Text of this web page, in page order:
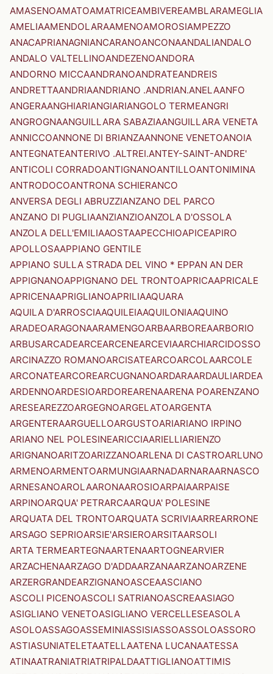
AMASENOAMATOAMATRICEAMBIVEREAMBLARAMEGLIA
AMELIAAMENDOLARAAMENOAMOROSIAMPEZZO
ANACAPRIANAGNIANCARANOANCONAANDALIANDALO
ANDALO VALTELLINOANDEZENOANDORA
ANDORNO MICCAANDRANOANDRATEANDREIS
ANDRETTAANDRIAANDRIANO .ANDRIAN.ANELAANFO
ANGERAANGHIARIANGIARIANGOLO TERMEANGRI
ANGROGNAANGUILLARA SABAZIAANGUILLARA VENETA
ANNICCOANNONE DI BRIANZAANNONE VENETOANOIA
ANTEGNATEANTERIVO .ALTREI.ANTEY-SAINT-ANDRE'
ANTICOLI CORRADOANTIGNANOANTILLOANTONIMINA
ANTRODOCOANTRONA SCHIERANCO
ANVERSA DEGLI ABRUZZIANZANO DEL PARCO
ANZANO DI PUGLIAANZIANZIOANZOLA D'OSSOLA
ANZOLA DELL'EMILIAAOSTAAPECCHIOAPICEAPIRO
APOLLOSAAPPIANO GENTILE
APPIANO SULLA STRADA DEL VINO * EPPAN AN DER
APPIGNANOAPPIGNANO DEL TRONTOAPRICAAPRICALE
APRICENAAPRIGLIANOAPRILIAAQUARA
AQUILA D'ARROSCIAAQUILEIAAQUILONIAAQUINO
ARADEOARAGONAARAMENGOARBAARBOREAARBORIO
ARBUSARCADEARCEARCENEARCEVIAARCHIARCIDOSSO
ARCINAZZO ROMANOARCISATEARCOARCOLAARCOLE
ARCONATEARCOREARCUGNANOARDARAARDAULIARDEA
ARDENNOARDESIOARDOREARENAARENA POARENZANO
ARESEAREZZOARGEGNOARGELATOARGENTA
ARGENTERAARGUELLOARGUSTOARIARIANO IRPINO
ARIANO NEL POLESINEARICCIAARIELLIARIENZO
ARIGNANOARITZOARIZZANOARLENA DI CASTROARLUNO
ARMENOARMENTOARMUNGIAARNADARNARAARNASCO
ARNESANOAROLAARONAAROSIOARPAIAARPAISE
ARPINOARQUA' PETRARCAARQUA' POLESINE
ARQUATA DEL TRONTOARQUATA SCRIVIAARREARRONE
ARSAGO SEPRIOARSIE'ARSIEROARSITAARSOLI
ARTA TERMEARTEGNAARTENAARTOGNEARVIER
ARZACHENAARZAGO D'ADDAARZANAARZANOARZENE
ARZERGRANDEARZIGNANOASCEAASCIANO
ASCOLI PICENOASCOLI SATRIANOASCREAASIAGO
ASIGLIANO VENETOASIGLIANO VERCELLESEASOLA
ASOLOASSAGOASSEMINIASSISIASSOASSOLOASSORO
ASTIASUNIATELETAATELLAATENA LUCANAATESSA
ATINAATRANIATRIATRIPALDAATTIGLIANOATTIMIS